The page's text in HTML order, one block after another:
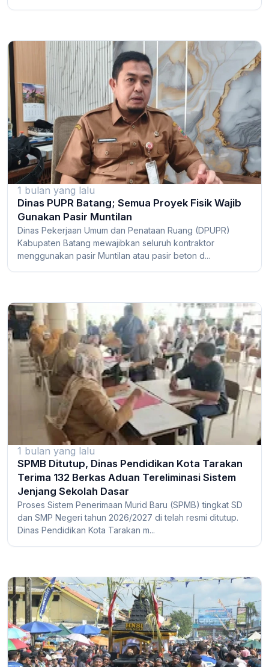
1 bulan yang lalu
Dinas PUPR Batang; Semua Proyek Fisik Wajib
Gunakan Pasir Muntilan
Dinas Pekerjaan Umum dan Penataan Ruang (DPUPR)
Kabupaten Batang mewajibkan seluruh kontraktor
menggunakan pasir Muntilan atau pasir beton d...
1 bulan yang lalu
SPMB Ditutup, Dinas Pendidikan Kota Tarakan
Terima 132 Berkas Aduan Tereliminasi Sistem
Jenjang Sekolah Dasar
Proses Sistem Penerimaan Murid Baru (SPMB) tingkat SD
dan SMP Negeri tahun 2026/2027 di telah resmi ditutup.
Dinas Pendidikan Kota Tarakan m...